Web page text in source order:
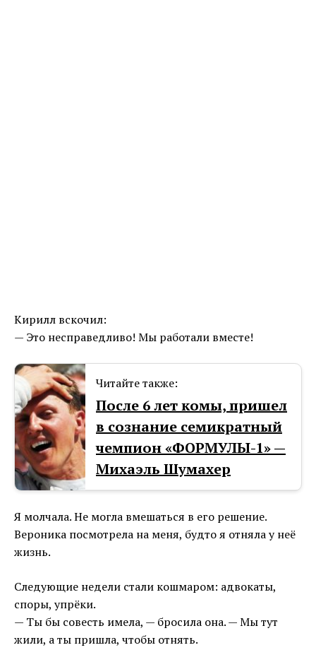
Кирилл вскочил:
— Это несправедливо! Мы работали вместе!
Читайте также:
После 6 лет комы, пришел
в сознание семикратный
чемпион «ФОРМУЛЫ-1» —
Михаэль Шумахер
Я молчала. Не могла вмешаться в его решение.
Вероника посмотрела на меня, будто я отняла у неё
жизнь.
Следующие недели стали кошмаром: адвокаты,
споры, упрёки.
— Ты бы совесть имела, — бросила она. — Мы тут
жили, а ты пришла, чтобы отнять.